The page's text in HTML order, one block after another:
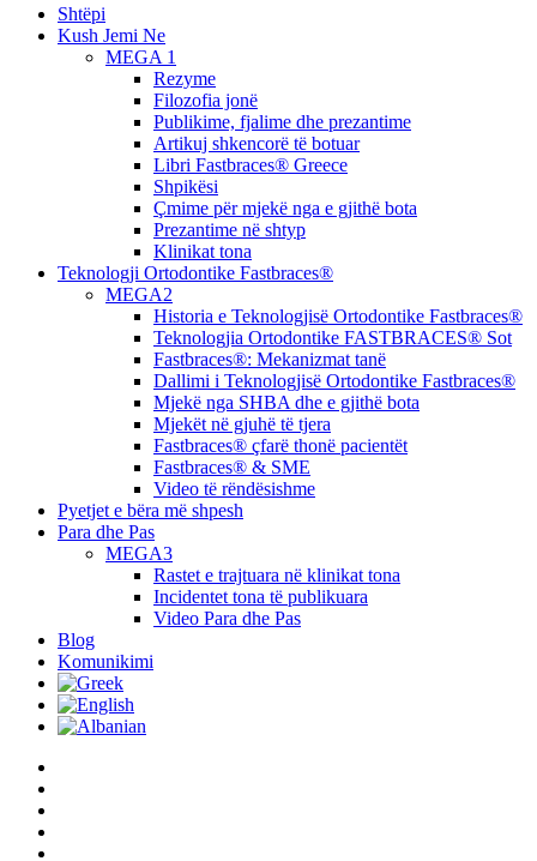
Close
Menu
Shtëpi
Kush Jemi Ne
MEGA 1
Rezyme
Filozofia jonë
Publikime, fjalime dhe prezantime
Artikuj shkencorë të botuar
Libri Fastbraces® Greece
Shpikësi
Çmime për mjekë nga e gjithë bota
Prezantime në shtyp
Klinikat tona
Teknologji Ortodontike Fastbraces®
MEGA2
Historia e Teknologjisë Ortodontike Fastbraces®
Teknologjia Ortodontike FASTBRACES® Sot
Fastbraces®: Mekanizmat tanë
Dallimi i Teknologjisë Ortodontike Fastbraces®
Mjekë nga SHBA dhe e gjithë bota
Mjekët në gjuhë të tjera
Fastbraces® çfarë thonë pacientët
Fastbraces® & SME
Video të rëndësishme
Pyetjet e bëra më shpesh
Para dhe Pas
MEGA3
Rastet e trajtuara në klinikat tona
Incidentet tona të publikuara
Video Para dhe Pas
Blog
Komunikimi